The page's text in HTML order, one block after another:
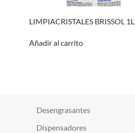
LIMPIACRISTALES BRISSOL 1L
Añadir al carrito
Desengrasantes
Dispensadores